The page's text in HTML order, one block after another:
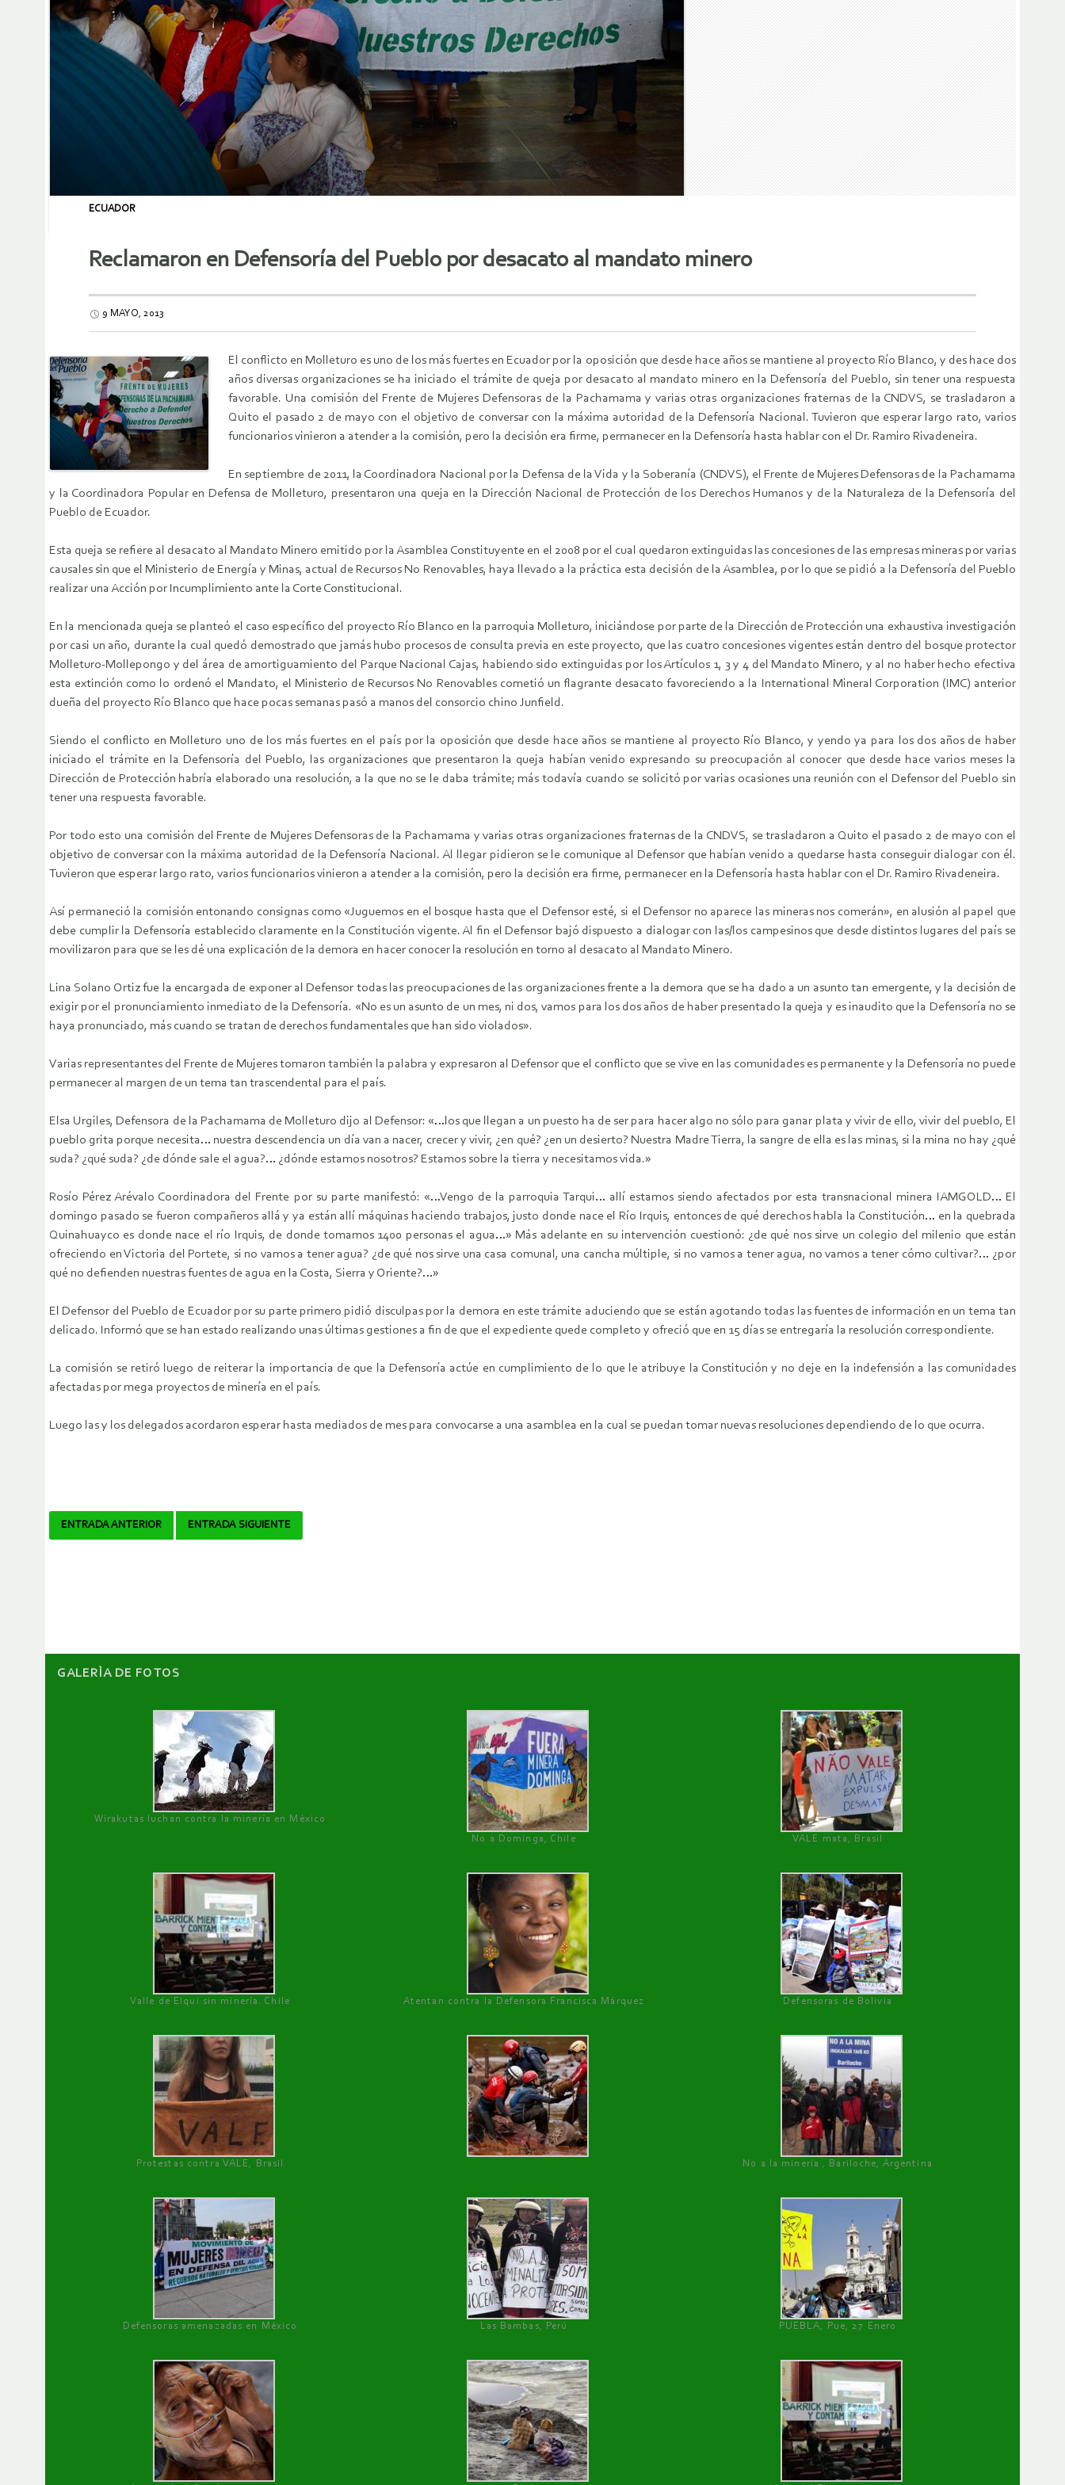
ECUADOR
Reclamaron en Defensoría del Pueblo por desacato al mandato minero
9 MAYO, 2013
El conflicto en Molleturo es uno de los más fuertes en Ecuador por la oposición que desde hace años se mantiene al proyecto Río Blanco, y des hace dos
años diversas organizaciones se ha iniciado el trámite de queja por desacato al mandato minero en la Defensoría del Pueblo, sin tener una respuesta
favorable. Una comisión del Frente de Mujeres Defensoras de la Pachamama y varias otras organizaciones fraternas de la CNDVS, se trasladaron a
Quito el pasado 2 de mayo con el objetivo de conversar con la máxima autoridad de la Defensoría Nacional. Tuvieron que esperar largo rato, varios
funcionarios vinieron a atender a la comisión, pero la decisión era firme, permanecer en la Defensoría hasta hablar con el Dr. Ramiro Rivadeneira.
En septiembre de 2011, la Coordinadora Nacional por la Defensa de la Vida y la Soberanía (CNDVS), el Frente de Mujeres Defensoras de la Pachamama
y la Coordinadora Popular en Defensa de Molleturo, presentaron una queja en la Dirección Nacional de Protección de los Derechos Humanos y de la Naturaleza de la Defensoría del
Pueblo de Ecuador.
Esta queja se refiere al desacato al Mandato Minero emitido por la Asamblea Constituyente en el 2008 por el cual quedaron extinguidas las concesiones de las empresas mineras por varias
causales sin que el Ministerio de Energía y Minas, actual de Recursos No Renovables, haya llevado a la práctica esta decisión de la Asamblea, por lo que se pidió a la Defensoría del Pueblo
realizar una Acción por Incumplimiento ante la Corte Constitucional.
En la mencionada queja se planteó el caso específico del proyecto Río Blanco en la parroquia Molleturo, iniciándose por parte de la Dirección de Protección una exhaustiva investigación
por casi un año, durante la cual quedó demostrado que jamás hubo procesos de consulta previa en este proyecto, que las cuatro concesiones vigentes están dentro del bosque protector
Molleturo-Mollepongo y del área de amortiguamiento del Parque Nacional Cajas, habiendo sido extinguidas por los Artículos 1, 3 y 4 del Mandato Minero, y al no haber hecho efectiva
esta extinción como lo ordenó el Mandato, el Ministerio de Recursos No Renovables cometió un flagrante desacato favoreciendo a la International Mineral Corporation (IMC) anterior
dueña del proyecto Río Blanco que hace pocas semanas pasó a manos del consorcio chino Junfield.
Siendo el conflicto en Molleturo uno de los más fuertes en el país por la oposición que desde hace años se mantiene al proyecto Río Blanco, y yendo ya para los dos años de haber
iniciado el trámite en la Defensoría del Pueblo, las organizaciones que presentaron la queja habían venido expresando su preocupación al conocer que desde hace varios meses la
Dirección de Protección habría elaborado una resolución, a la que no se le daba trámite; más todavía cuando se solicitó por varias ocasiones una reunión con el Defensor del Pueblo sin
tener una respuesta favorable.
Por todo esto una comisión del Frente de Mujeres Defensoras de la Pachamama y varias otras organizaciones fraternas de la CNDVS, se trasladaron a Quito el pasado 2 de mayo con el
objetivo de conversar con la máxima autoridad de la Defensoría Nacional. Al llegar pidieron se le comunique al Defensor que habían venido a quedarse hasta conseguir dialogar con él.
Tuvieron que esperar largo rato, varios funcionarios vinieron a atender a la comisión, pero la decisión era firme, permanecer en la Defensoría hasta hablar con el Dr. Ramiro Rivadeneira.
Así permaneció la comisión entonando consignas como «Juguemos en el bosque hasta que el Defensor esté, si el Defensor no aparece las mineras nos comerán», en alusión al papel que
debe cumplir la Defensoría establecido claramente en la Constitución vigente. Al fin el Defensor bajó dispuesto a dialogar con las/los campesinos que desde distintos lugares del país se
movilizaron para que se les dé una explicación de la demora en hacer conocer la resolución en torno al desacato al Mandato Minero.
Lina Solano Ortiz fue la encargada de exponer al Defensor todas las preocupaciones de las organizaciones frente a la demora que se ha dado a un asunto tan emergente, y la decisión de
exigir por el pronunciamiento inmediato de la Defensoría. «No es un asunto de un mes, ni dos, vamos para los dos años de haber presentado la queja y es inaudito que la Defensoría no se
haya pronunciado, más cuando se tratan de derechos fundamentales que han sido violados».
Varias representantes del Frente de Mujeres tomaron también la palabra y expresaron al Defensor que el conflicto que se vive en las comunidades es permanente y la Defensoría no puede
permanecer al margen de un tema tan trascendental para el país.
Elsa Urgiles, Defensora de la Pachamama de Molleturo dijo al Defensor: «…los que llegan a un puesto ha de ser para hacer algo no sólo para ganar plata y vivir de ello, vivir del pueblo, El
pueblo grita porque necesita… nuestra descendencia un día van a nacer, crecer y vivir, ¿en qué? ¿en un desierto? Nuestra Madre Tierra, la sangre de ella es las minas, si la mina no hay ¿qué
suda? ¿qué suda? ¿de dónde sale el agua?… ¿dónde estamos nosotros? Estamos sobre la tierra y necesitamos vida.»
Rosío Pérez Arévalo Coordinadora del Frente por su parte manifestó: «…Vengo de la parroquia Tarqui… allí estamos siendo afectados por esta transnacional minera IAMGOLD… El
domingo pasado se fueron compañeros allá y ya están allí máquinas haciendo trabajos, justo donde nace el Río Irquis, entonces de qué derechos habla la Constitución… en la quebrada
Quinahuayco es donde nace el río Irquis, de donde tomamos 1400 personas el agua…» Más adelante en su intervención cuestionó: ¿de qué nos sirve un colegio del milenio que están
ofreciendo en Victoria del Portete, si no vamos a tener agua? ¿de qué nos sirve una casa comunal, una cancha múltiple, si no vamos a tener agua, no vamos a tener cómo cultivar?… ¿por
qué no defienden nuestras fuentes de agua en la Costa, Sierra y Oriente?…»
El Defensor del Pueblo de Ecuador por su parte primero pidió disculpas por la demora en este trámite aduciendo que se están agotando todas las fuentes de información en un tema tan
delicado. Informó que se han estado realizando unas últimas gestiones a fin de que el expediente quede completo y ofreció que en 15 días se entregaría la resolución correspondiente.
La comisión se retiró luego de reiterar la importancia de que la Defensoría actúe en cumplimiento de lo que le atribuye la Constitución y no deje en la indefensión a las comunidades
afectadas por mega proyectos de minería en el país.
Luego las y los delegados acordaron esperar hasta mediados de mes para convocarse a una asamblea en la cual se puedan tomar nuevas resoluciones dependiendo de lo que ocurra.
Navegador
ENTRADA ANTERIOR ENTRADA SIGUIENTE
GALERÌA DE FOTOS
Wirakutas luchan contra la minería en México
No a Dominga, Chile
VALE mata, Brasil
Valle de Elqui sin minería. Chile Atentan contra la Defensora Francisca Márquez Defensoras de Bolivia
Protestas contra VALE, Brasil No a la minería , Bariloche, Argentina
Defensoras amenazadas en México Las Bambas, Perú PUEBLA, Pue, 27 Enero